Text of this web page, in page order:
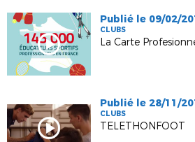
Publié le 09/02/
CLUBS
La Carte
Publié le 28/11/
CLUBS
TELETHONFOOT